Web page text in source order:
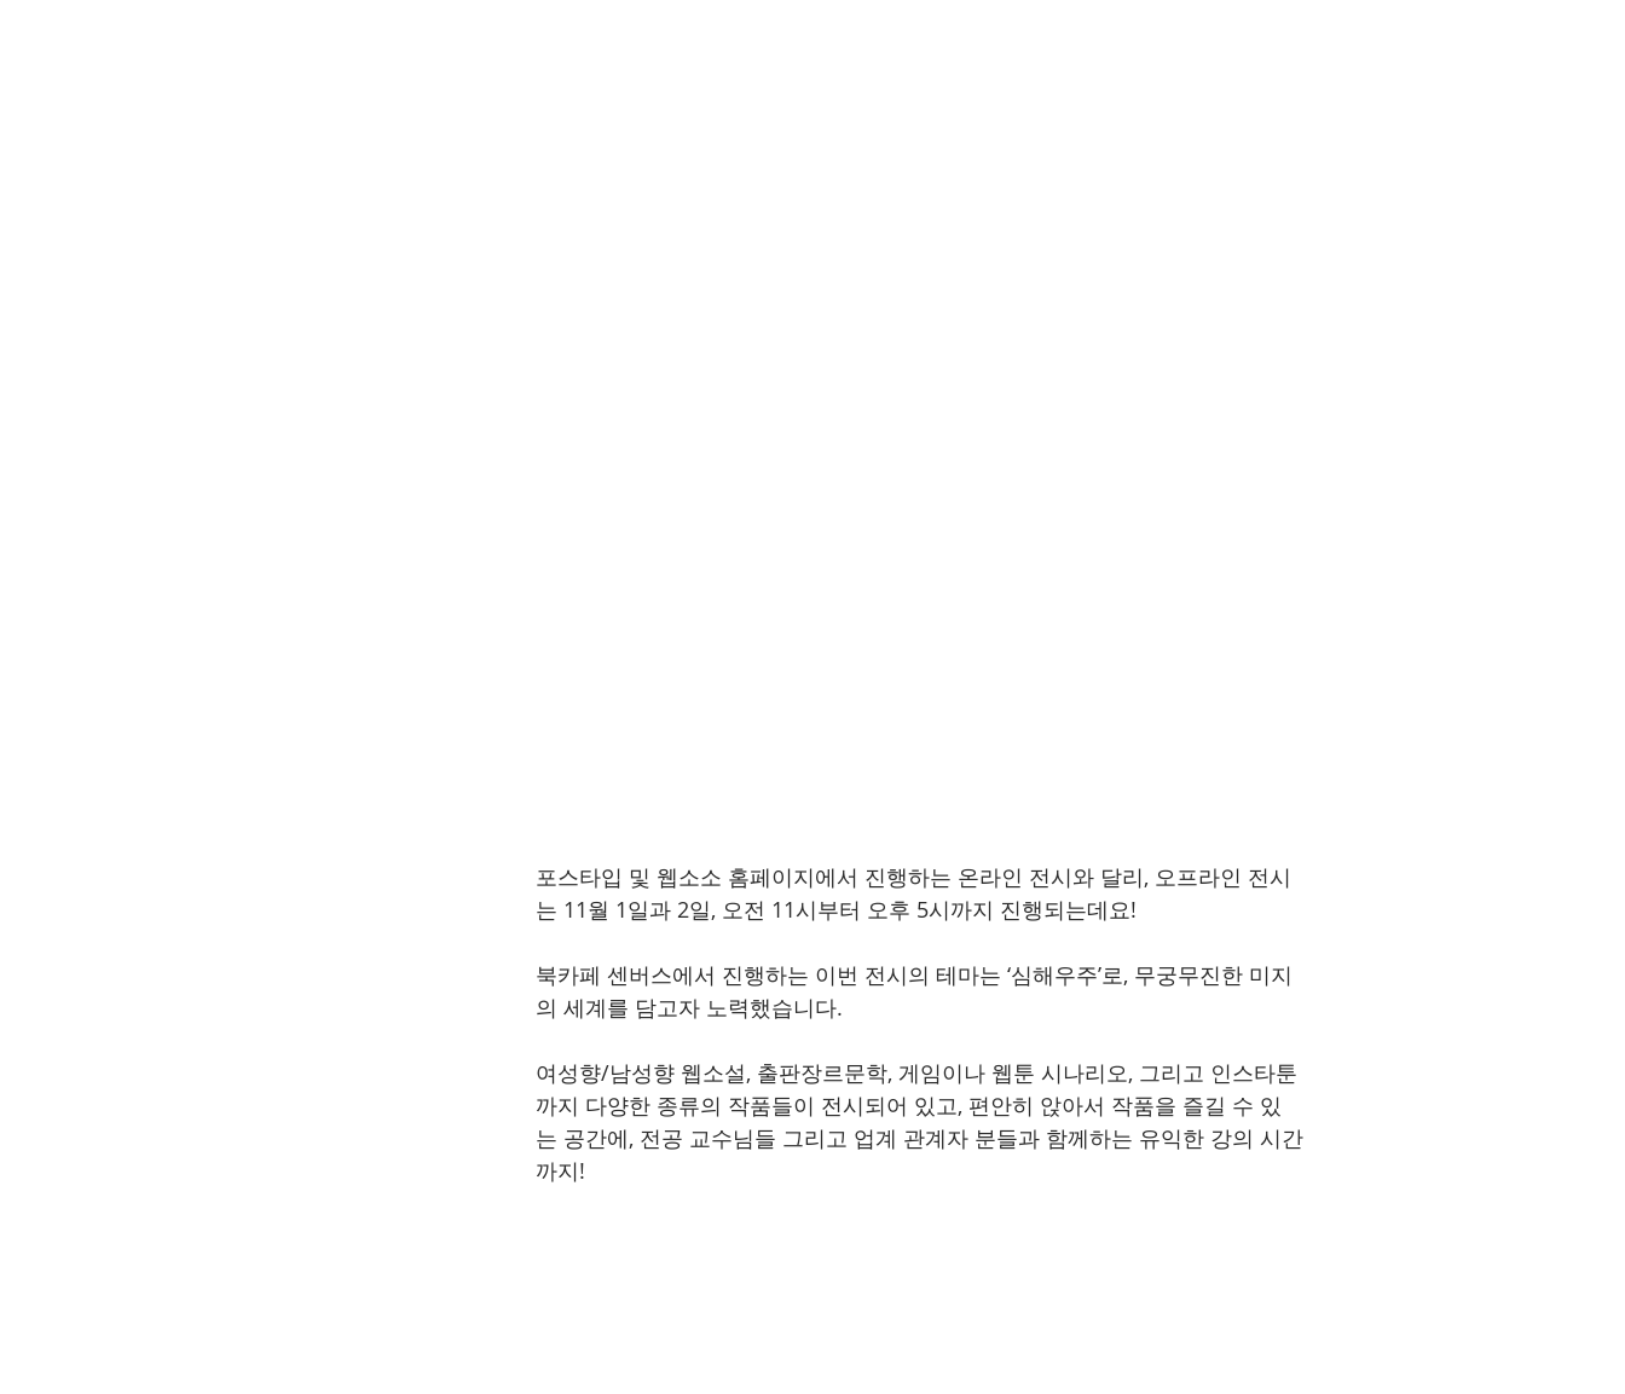
포스타입 및 웹소소 홈페이지에서 진행하는 온라인 전시와 달리, 오프라인 전시
는 11월 1일과 2일, 오전 11시부터 오후 5시까지 진행되는데요!
북카페 센버스에서 진행하는 이번 전시의 테마는 ‘심해우주’로, 무궁무진한 미지
의 세계를 담고자 노력했습니다.
여성향/남성향 웹소설, 출판장르문학, 게임이나 웹툰 시나리오, 그리고 인스타툰
까지 다양한 종류의 작품들이 전시되어 있고, 편안히 앉아서 작품을 즐길 수 있
는 공간에, 전공 교수님들 그리고 업계 관계자 분들과 함께하는 유익한 강의 시간
까지!